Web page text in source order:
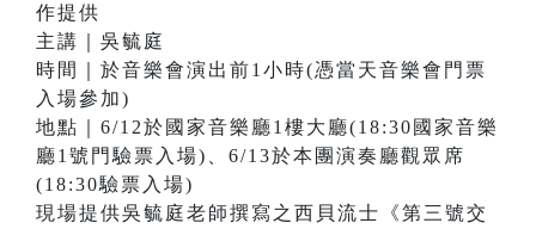
作提供
主講｜吳毓庭
時間｜於音樂會演出前1小時(憑當天音樂會門票
入場參加)
地點｜6/12於國家音樂廳1樓大廳(18:30國家音樂
廳1號門驗票入場)、6/13於本團演奏廳觀眾席
(18:30驗票入場)
現場提供吳毓庭老師撰寫之 西貝流士 《第三號交